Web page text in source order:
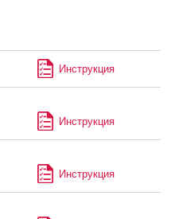
Инструкция
Инструкция
Инструкция